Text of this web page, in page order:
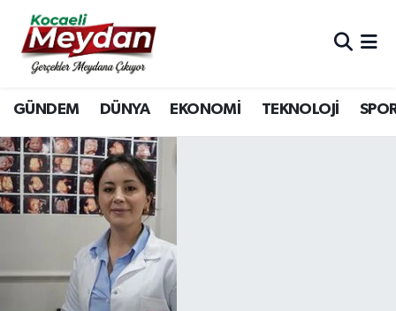
GÜNDEM DÜNYA EKONOMİ TEKNOLOJİ
Nöbetçi Eczaneler
Hava Durumu
Trafik Durumu
Süper Lig Puan Durumu ve Fikstür
Tüm Manşetler
Son Dakika Haberleri